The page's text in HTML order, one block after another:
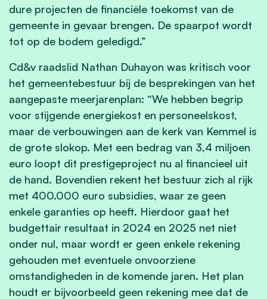
dure projecten de financiële toekomst van de
gemeente in gevaar brengen. De spaarpot wordt
tot op de bodem geledigd.”
Cd&v raadslid Nathan Duhayon was kritisch voor
het gemeentebestuur bij de besprekingen van het
aangepaste meerjarenplan: “We hebben begrip
voor stijgende energiekost en personeelskost,
maar de verbouwingen aan de kerk van Kemmel is
de grote slokop. Met een bedrag van 3,4 miljoen
euro loopt dit prestigeproject nu al financieel uit
de hand. Bovendien rekent het bestuur zich al rijk
met 400.000 euro subsidies, waar ze geen
enkele garanties op heeft. Hierdoor gaat het
budgettair resultaat in 2024 en 2025 net niet
onder nul, maar wordt er geen enkele rekening
gehouden met eventuele onvoorziene
omstandigheden in de komende jaren. Het plan
houdt er bijvoorbeeld geen rekening mee dat de